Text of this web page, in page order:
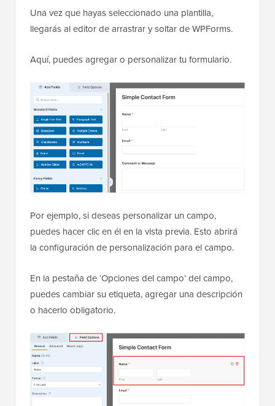
Una vez que hayas seleccionado una plantilla,
llegarás al editor de arrastrar y soltar de WPForms.
Aquí, puedes agregar o personalizar tu formulario.
Por ejemplo, si deseas personalizar un campo,
puedes hacer clic en él en la vista previa. Esto abrirá
la configuración de personalización para el campo.
En la pestaña de ‘Opciones del campo’ del campo,
puedes cambiar su etiqueta, agregar una descripción
o hacerlo obligatorio.